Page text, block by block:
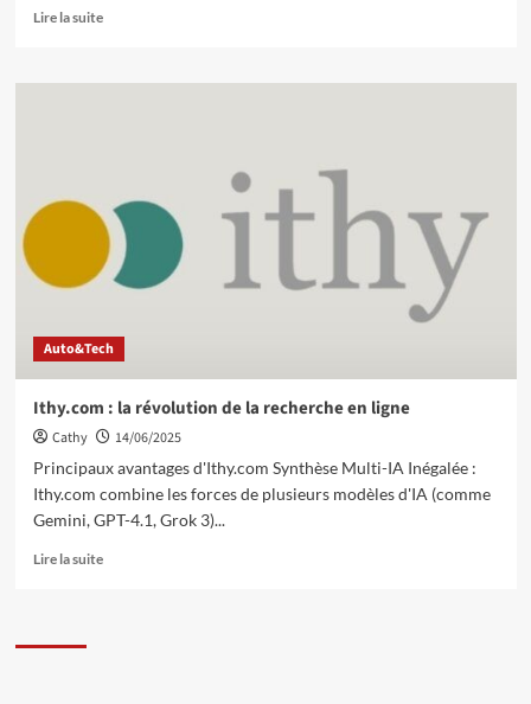
Lire la suite
Auto&Tech
Ithy.com : la révolution de la recherche en ligne
Cathy
14/06/2025
Principaux avantages d'Ithy.com Synthèse Multi-IA Inégalée :
Ithy.com combine les forces de plusieurs modèles d'IA (comme
Gemini, GPT-4.1, Grok 3)...
Lire la suite